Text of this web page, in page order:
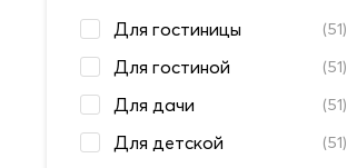
Для гостиницы
(51)
Для гостиной (51)
Для дачи (51)
Для детской (51)